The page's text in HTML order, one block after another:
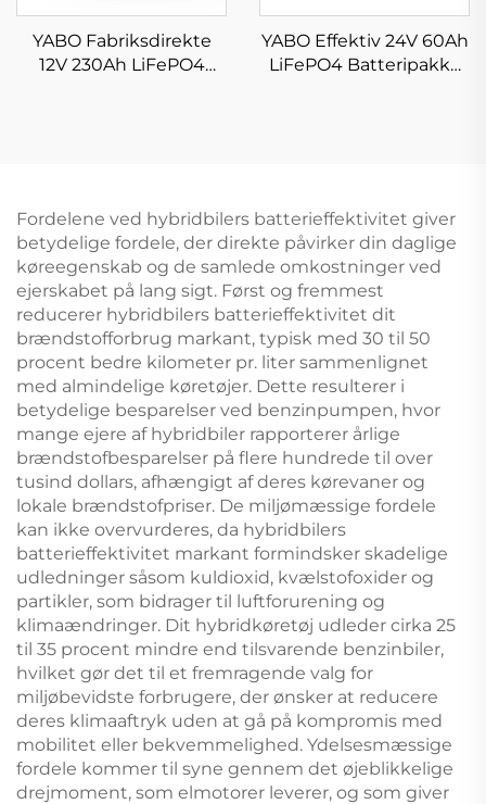
YABO Fabriksdirekte
12V 230Ah LiFePO4
YABO Effektiv 24V 60Ah
LiFePO4 Batteripakke
Fordelene ved hybridbilers batterieffektivitet giver
betydelige fordele, der direkte påvirker din daglige
køreegenskab og de samlede omkostninger ved
ejerskabet på lang sigt. Først og fremmest
reducerer hybridbilers batterieffektivitet dit
brændstofforbrug markant, typisk med 30 til 50
procent bedre kilometer pr. liter sammenlignet
med almindelige køretøjer. Dette resulterer i
betydelige besparelser ved benzinpumpen, hvor
mange ejere af hybridbiler rapporterer årlige
brændstofbesparelser på flere hundrede til over
tusind dollars, afhængigt af deres kørevaner og
lokale brændstofpriser. De miljømæssige fordele
kan ikke overvurderes, da hybridbilers
batterieffektivitet markant formindsker skadelige
udledninger såsom kuldioxid, kvælstofoxider og
partikler, som bidrager til luftforurening og
klimaændringer. Dit hybridkøretøj udleder cirka 25
til 35 procent mindre end tilsvarende benzinbiler,
hvilket gør det til et fremragende valg for
miljøbevidste forbrugere, der ønsker at reducere
deres klimaaftryk uden at gå på kompromis med
mobilitet eller bekvemmelighed. Ydelsesmæssige
fordele kommer til syne gennem det øjeblikkelige
drejmoment, som elmotorer leverer, og som giver